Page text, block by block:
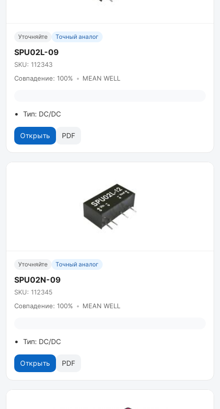
Уточняйте Точный аналог
SPU02L-09
SKU: 112343
Совпадение: 100% • MEAN WELL
Тип: DC/DC
Открыть PDF
Уточняйте Точный аналог
SPU02N-09
SKU: 112345
Совпадение: 100% • MEAN WELL
Тип: DC/DC
Открыть PDF